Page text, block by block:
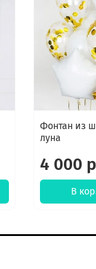
Фонтан из
луна
4 000
В